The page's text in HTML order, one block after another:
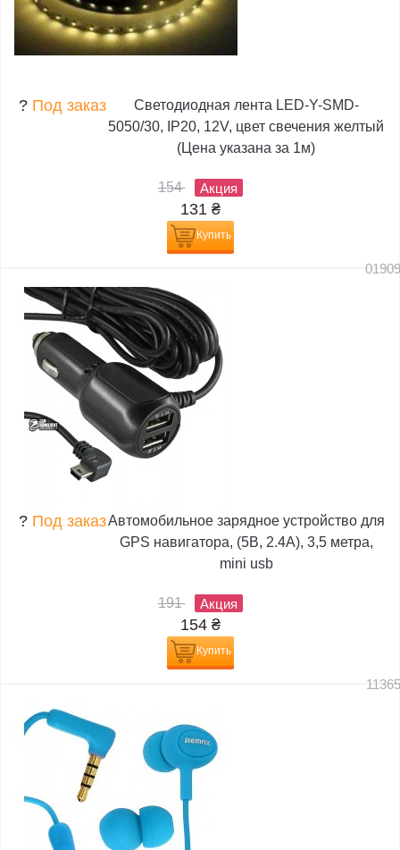
? Под заказ
Светодиодная лента LED-Y-SMD-
5050/30, IP20, 12V, цвет свечения желтый
(Цена указана за 1м)
154 Акция
131 ₴
Купить
? Под заказАвтомобильное зарядное устройство для
GPS навигатора, (5В, 2.4А), 3,5 метра,
mini usb
191 Акция
154 ₴
Купить